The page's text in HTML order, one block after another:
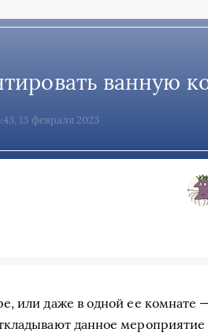
ванную
13 февраля 2023
или даже в одной ее комнате —
данное мероприятие